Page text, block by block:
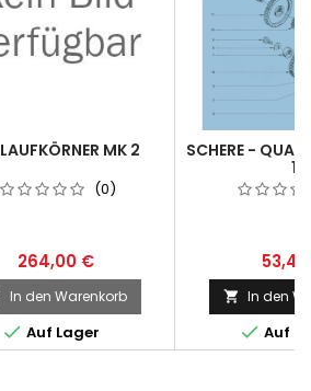
MK 2
(0)
264,00 €
In den Warenkorb
 Auf Lager
SCHERE -
1
 In den
 Auf